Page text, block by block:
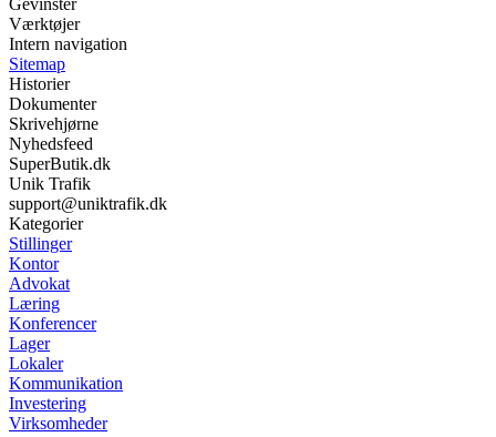
Gevinster
Værktøjer
Intern navigation
Sitemap
Historier
Dokumenter
Skrivehjørne
Nyhedsfeed
SuperButik.dk
Unik Trafik
support@uniktrafik.dk
Kategorier
Stillinger
Kontor
Advokat
Læring
Konferencer
Lager
Lokaler
Kommunikation
Investering
Virksomheder